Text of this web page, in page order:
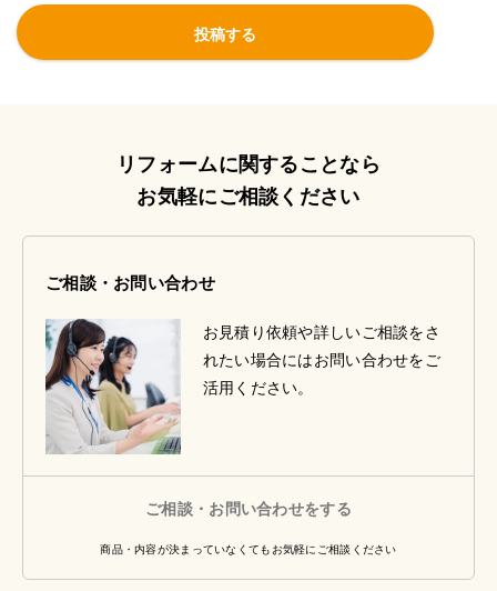
リフォームに関することなら
お気軽にご相談ください
ご相談・お問い合わせ
お見積り依頼や詳しいご相談をさ
れたい場合にはお問い合わせをご
活用ください。
ご相談・お問い合わせをする
商品・内容が決まっていなくてもお気軽にご相談ください